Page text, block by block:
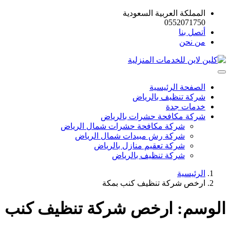
المملكة العربية السعودية
0552071750
أتصل بنا
من نحن
الصفحة الرئيسية
شركة تنظيف بالرياض
خدمات جدة
شركة مكافحة حشرات بالرياض
شركة مكافحة حشرات شمال الرياض
شركة رش مبيدات شمال الرياض
شركة تعقيم منازل بالرياض
شركة تنظيف بالرياض
الرئيسية
ارخص شركة تنظيف كنب بمكة
الوسم: ارخص شركة تنظيف كنب